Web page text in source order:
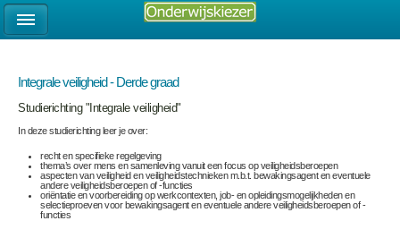
Integrale veiligheid - Derde graad
Studierichting "Integrale veiligheid"
In deze studierichting leer je over:
recht en specifieke regelgeving
thema’s over mens en samenleving vanuit een focus op veiligheidsberoepen
aspecten van veiligheid en veiligheidstechnieken m.b.t. bewakingsagent en eventuele
andere veiligheidsberoepen of -functies
oriëntatie en voorbereiding op werkcontexten, job- en opleidingsmogelijkheden en
selectieproeven voor bewakingsagent en eventuele andere veiligheidsberoepen of -
functies